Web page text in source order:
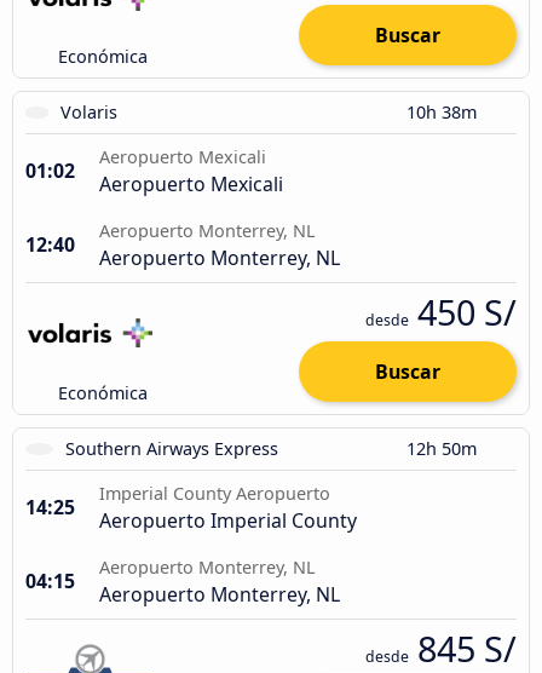
Económica
Buscar
Volaris 10h 38m
01:02
Aeropuerto Mexicali
Aeropuerto Mexicali
12:40
Aeropuerto Monterrey, NL
Aeropuerto Monterrey, NL
Económica
desde 450 S/
Buscar
Southern Airways Express 12h 50m
14:25
Imperial County Aeropuerto
Aeropuerto Imperial County
04:15
Aeropuerto Monterrey, NL
Aeropuerto Monterrey, NL
desde 845 S/